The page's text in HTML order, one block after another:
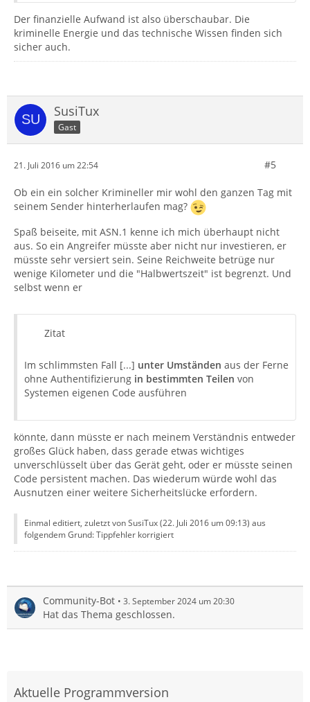
Der finanzielle Aufwand ist also überschaubar. Die
kriminelle Energie und das technische Wissen finden sich
sicher auch.
SusiTux
Gast
21. Juli 2016 um 22:54 #5
Ob ein ein solcher Krimineller mir wohl den ganzen Tag mit
seinem Sender hinterherlaufen mag?
Spaß beiseite, mit ASN.1 kenne ich mich überhaupt nicht
aus. So ein Angreifer müsste aber nicht nur investieren, er
müsste sehr versiert sein. Seine Reichweite betrüge nur
wenige Kilometer und die "Halbwertszeit" ist begrenzt. Und
selbst wenn er
Zitat
Im schlimmsten Fall [...] unter Umständen aus der Ferne
ohne Authentifizierung in bestimmten Teilen von
Systemen eigenen Code ausführen
könnte, dann müsste er nach meinem Verständnis entweder
großes Glück haben, dass gerade etwas wichtiges
unverschlüsselt über das Gerät geht, oder er müsste seinen
Code persistent machen. Das wiederum würde wohl das
Ausnutzen einer weitere Sicherheitslücke erfordern.
Einmal editiert, zuletzt von SusiTux (22. Juli 2016 um 09:13) aus
folgendem Grund: Tippfehler korrigiert
Community-Bot 3. September 2024 um 20:30
Hat das Thema geschlossen.
Aktuelle Programmversion